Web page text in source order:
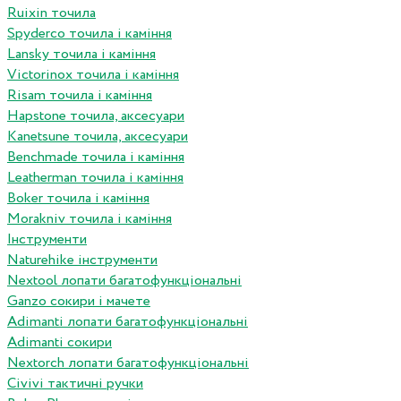
Ruixin точила
Spyderco точила і каміння
Lansky точила і каміння
Victorinox точила і каміння
Risam точила і каміння
Hapstone точила, аксесуари
Kanetsune точила, аксесуари
Benchmade точила і каміння
Leatherman точила і каміння
Boker точила і каміння
Morakniv точила і каміння
Інструменти
Naturehike інструменти
Nextool лопати багатофункціональні
Ganzo сокири і мачете
Adimanti лопати багатофункціональні
Adimanti сокири
Nextorch лопати багатофункціональні
Сivivi тактичні ручки